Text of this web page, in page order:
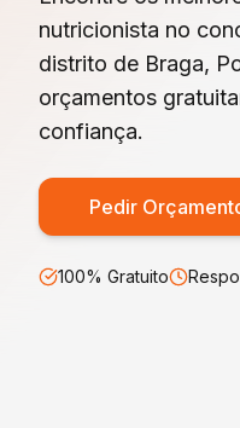
nutricionista no
distrito de Braga,
orçamentos
confiança.
Pedir
100% Gratuito